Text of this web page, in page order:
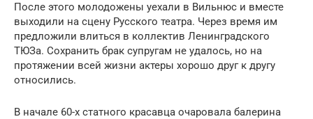
После этого молодожены уехали в Вильнюс и вместе
выходили на сцену Русского театра. Через время им
предложили влиться в коллектив Ленинградского
ТЮЗа. Сохранить брак супругам не удалось, но на
протяжении всей жизни актеры хорошо друг к другу
относились.
В начале 60-х статного красавца очаровала балерина